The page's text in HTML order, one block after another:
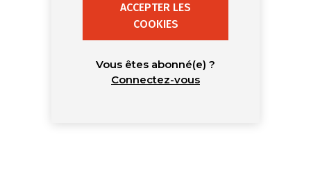
ACCEPTER LES
COOKIES
Vous êtes abonné(e) ?
Connectez-vous